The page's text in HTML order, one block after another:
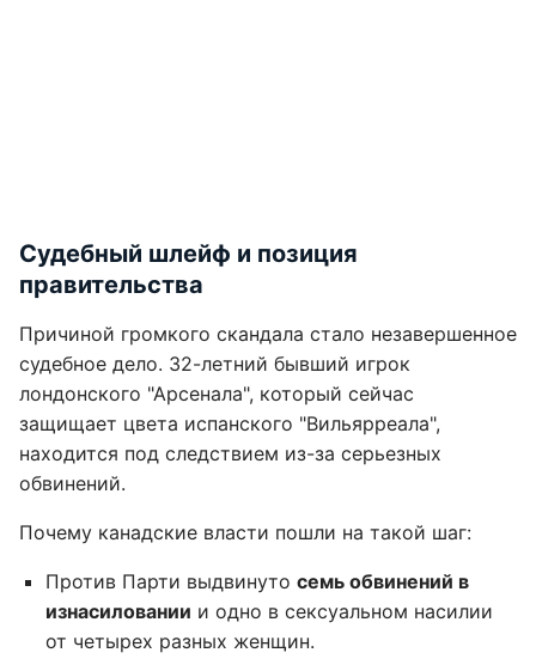
Судебный шлейф и позиция
правительства
Причиной громкого скандала стало незавершенное
судебное дело. 32-летний бывший игрок
лондонского "Арсенала", который сейчас
защищает цвета испанского "Вильярреала",
находится под следствием из-за серьезных
обвинений.
Почему канадские власти пошли на такой шаг:
Против Парти выдвинуто семь обвинений в
изнасиловании и одно в сексуальном насилии
от четырех разных женщин.